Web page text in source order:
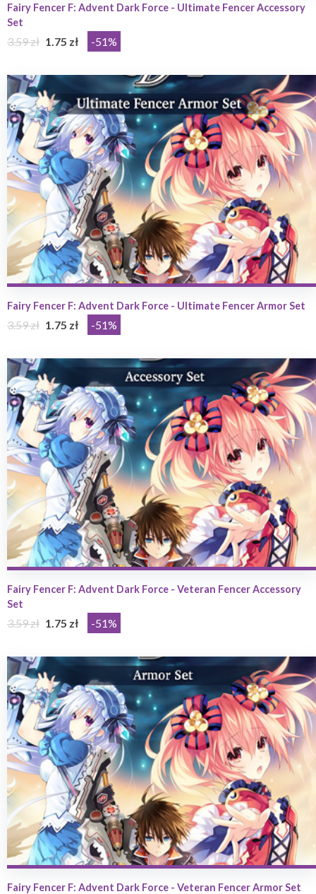
Fairy Fencer F: Advent Dark Force - Ultimate Fencer Accessory
Set
3.59 zł 1.75 zł -51%
Fairy Fencer F: Advent Dark Force - Ultimate Fencer Armor Set
3.59 zł 1.75 zł -51%
Fairy Fencer F: Advent Dark Force - Veteran Fencer Accessory
Set
3.59 zł 1.75 zł -51%
Fairy Fencer F: Advent Dark Force - Veteran Fencer Armor Set